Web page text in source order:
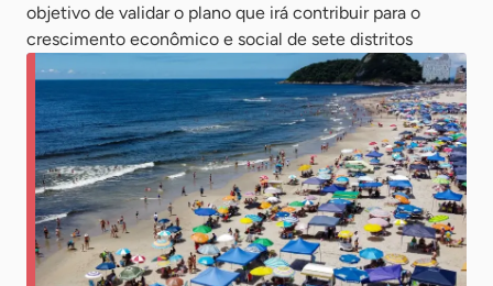
objetivo de validar o plano que irá contribuir para o
crescimento econômico e social de sete distritos